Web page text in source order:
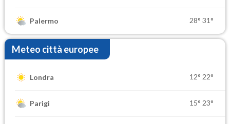
Palermo 28° 31°
Meteo città europee
Londra 12° 22°
Parigi 15° 23°